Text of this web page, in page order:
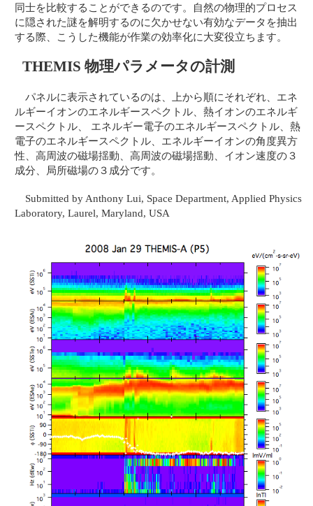
同士を比較することができるのです。自然の物理的プロセス
に隠された謎を解明するのに欠かせない有効なデータを抽出
する際、こうした機能が作業の効率化に大変役立ちます。
THEMIS 物理パラメータの計測
パネルに表示されているのは、上から順にそれぞれ、エネ
ルギーイオンのエネルギースペクトル、熱イオンのエネルギ
ースペクトル、 エネルギー電子のエネルギースペクトル、熱
電子のエネルギースペクトル、エネルギーイオンの角度異方
性、高周波の磁場揺動、高周波の磁場揺動、イオン速度の３
成分、局所磁場の３成分です。
Submitted by Anthony Lui, Space Department, Applied Physics
Laboratory, Laurel, Maryland, USA